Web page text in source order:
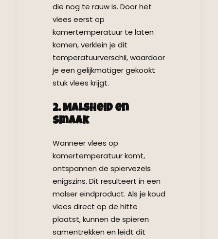
die nog te rauw is. Door het
vlees eerst op
kamertemperatuur te laten
komen, verklein je dit
temperatuurverschil, waardoor
je een gelijkmatiger gekookt
stuk vlees krijgt.
2. Malsheid en
Smaak
Wanneer vlees op
kamertemperatuur komt,
ontspannen de spiervezels
enigszins. Dit resulteert in een
malser eindproduct. Als je koud
vlees direct op de hitte
plaatst, kunnen de spieren
samentrekken en leidt dit